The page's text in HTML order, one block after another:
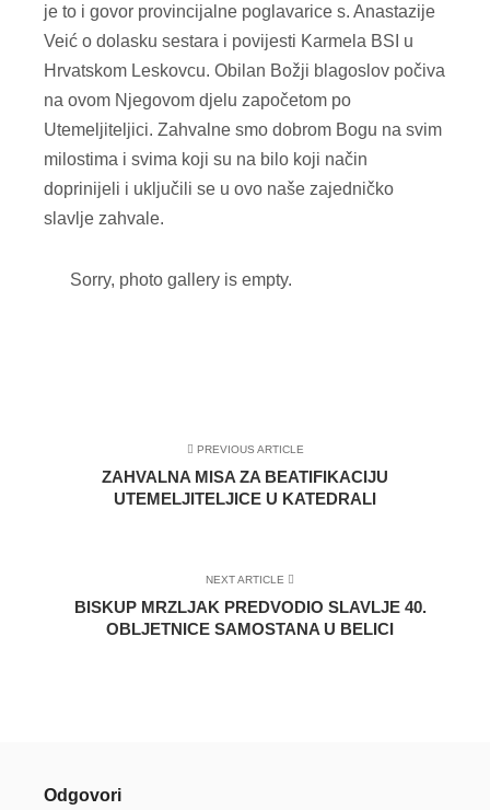
je to i govor provincijalne poglavarice s. Anastazije
Veić o dolasku sestara i povijesti Karmela BSI u
Hrvatskom Leskovcu. Obilan Božji blagoslov počiva
na ovom Njegovom djelu započetom po
Utemeljiteljici. Zahvalne smo dobrom Bogu na svim
milostima i svima koji su na bilo koji način
doprinijeli i uključili se u ovo naše zajedničko
slavlje zahvale.
Sorry, photo gallery is empty.
PREVIOUS ARTICLE
ZAHVALNA MISA ZA BEATIFIKACIJU
UTEMELJITELJICE U KATEDRALI
NEXT ARTICLE
BISKUP MRZLJAK PREDVODIO SLAVLJE 40.
OBLJETNICE SAMOSTANA U BELICI
Odgovori